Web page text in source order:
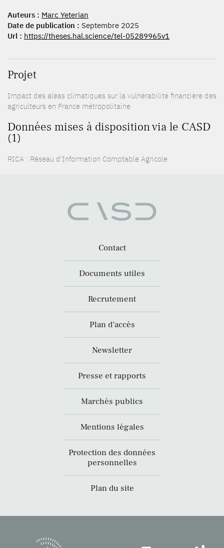
Auteurs : Marc Yeterian
Date de publication : Septembre 2025
Url : https://theses.hal.science/tel-05289965v1
Projet
Impact des aléas climatiques sur la vulnérabilité financière des
agriculteurs en France métropolitaine
Données mises à disposition via le CASD
(1)
RICA : Réseau d'Information Comptable Agricole
Contact
Documents utiles
Recrutement
Plan d’accès
Newsletter
Presse et rapports
Marchés publics
Mentions légales
Protection des données
personnelles
Plan du site